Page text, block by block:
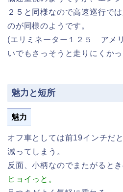
２５と同様なので高速巡行で
のが同様のようです。
(エリミネーター１２５ アメ
いでもさっそうと走りにくか
魅力と短所
魅力
オフ車としては前19インチだ
減ってしまう。
反面、小柄なのでまたがると
ヒョイっと。